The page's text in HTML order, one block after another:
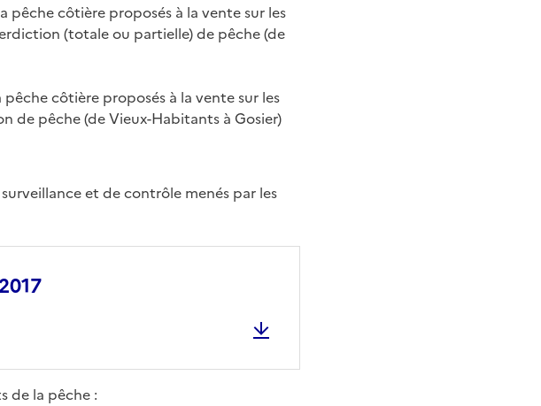
pêche côtière proposés à la vente sur les
(totale ou partielle) de pêche (de
côtière proposés à la vente sur les
de pêche (de Vieux-Habitants à Gosier)
et de contrôle menés par les
de la pêche :